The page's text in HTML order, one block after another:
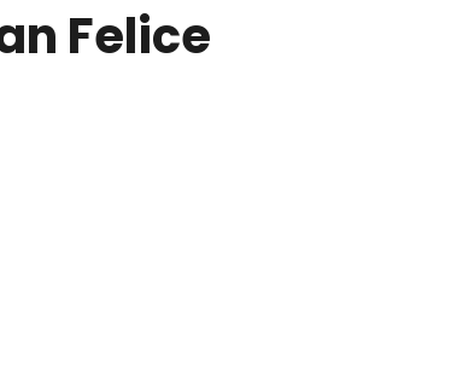
Felice